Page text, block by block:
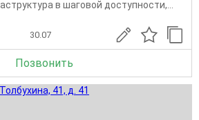
в шаговой доступности,...
30.07
Позвонить